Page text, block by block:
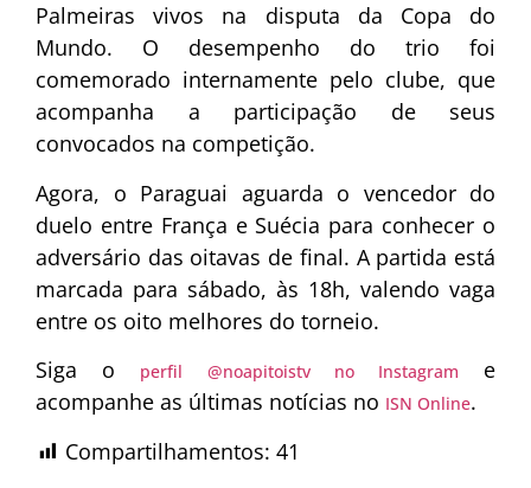
Palmeiras vivos na disputa da Copa do
Mundo. O desempenho do trio foi
comemorado internamente pelo clube, que
acompanha a participação de seus
convocados na competição.
Agora, o Paraguai aguarda o vencedor do
duelo entre França e Suécia para conhecer o
adversário das oitavas de final. A partida está
marcada para sábado, às 18h, valendo vaga
entre os oito melhores do torneio.
Siga o
perfil @noapitoistv no Instagram
e
acompanhe as últimas notícias no ISN Online.
Compartilhamentos: 41